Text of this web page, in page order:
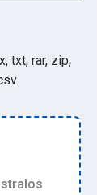
txt, rar, zip,
.